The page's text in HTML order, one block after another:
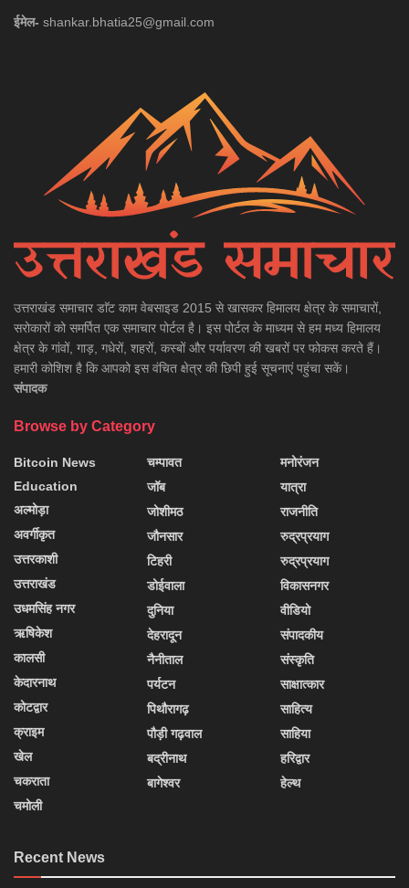
ईमेल- shankar.bhatia25@gmail.com
उत्तराखंड समाचार डाॅट काम वेबसाइड 2015 से खासकर हिमालय क्षेत्र के समाचारों,
सरोकारों को समर्पित एक समाचार पोर्टल है। इस पोर्टल के माध्यम से हम मध्य हिमालय
क्षेत्र के गांवों, गाड़, गधेरों, शहरों, कस्बों और पर्यावरण की खबरों पर फोकस करते हैं।
हमारी कोशिश है कि आपको इस वंचित क्षेत्र की छिपी हुई सूचनाएं पहुंचा सकें।
संपादक
Browse by Category
Bitcoin News
Education
अल्मोड़ा
अवर्गीकृत
उत्तरकाशी
उत्तराखंड
उधमसिंह नगर
ऋषिकेश
कालसी
केदारनाथ
कोटद्वार
क्राइम
खेल
चकराता
चमोली
चम्पावत
जॉब
जोशीमठ
जौनसार
टिहरी
डोईवाला
दुनिया
देहरादून
नैनीताल
पर्यटन
पिथौरागढ़
पौड़ी गढ़वाल
बद्रीनाथ
बागेश्वर
मनोरंजन
यात्रा
राजनीति
रुद्रप्रयाग
रुद्रप्रयाग
विकासनगर
वीडियो
संपादकीय
संस्कृति
साक्षात्कार
साहित्य
साहिया
हरिद्वार
हेल्थ
Recent News